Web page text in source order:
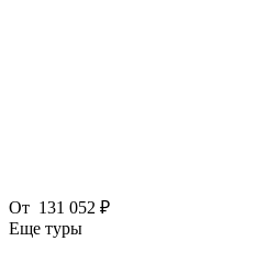
От 131 052 ₽
Еще туры